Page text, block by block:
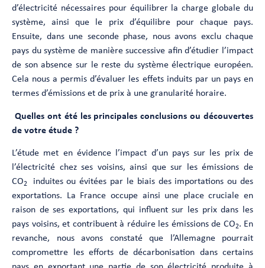
d’électricité nécessaires pour équilibrer la charge globale du
système, ainsi que le prix d’équilibre pour chaque pays.
Ensuite, dans une seconde phase, nous avons exclu chaque
pays du système de manière successive afin d’étudier l’impact
de son absence sur le reste du système électrique européen.
Cela nous a permis d’évaluer les effets induits par un pays en
termes d’émissions et de prix à une granularité horaire.
Quelles ont été les principales conclusions ou découvertes
de votre étude ?
L’étude met en évidence l’impact d’un pays sur les prix de
l’électricité chez ses voisins, ainsi que sur les émissions de
CO2
induites ou évitées par le biais des importations ou des
exportations. La France occupe ainsi une place cruciale en
raison de ses exportations, qui influent sur les prix dans les
pays voisins, et contribuent à réduire les émissions de CO2. En
revanche, nous avons constaté que l’Allemagne pourrait
compromettre les efforts de décarbonisation dans certains